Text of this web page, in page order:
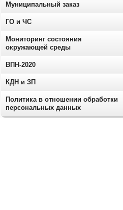
Муниципальный заказ
ГО и ЧС
Мониторинг состояния
окружающей среды
ВПН-2020
КДН и ЗП
Политика в отношении обработки
персональных данных